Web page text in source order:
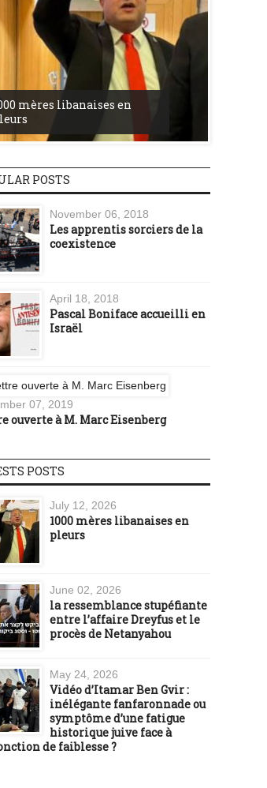
mères libanaises en
POSTS
November 06, 2018
Les apprentis sorciers de la
coexistence
April 18, 2018
Pascal Boniface accueilli en
Israël
07, 2019
ouverte à M. Marc Eisenberg
POSTS
July 12, 2026
1000 mères libanaises en
pleurs
June 02, 2026
la ressemblance stupéfiante
entre l’affaire Dreyfus et le
procès de Netanyahou
May 24, 2026
Vidéo d’Itamar Ben Gvir :
inélégante fanfaronnade ou
symptôme d’une fatigue
historique juive face à
de faiblesse ?